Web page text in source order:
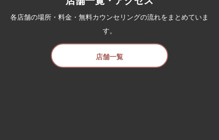
各店舗の場所・料金・無料カウンセリングの流れをまとめていま
す。
店舗一覧